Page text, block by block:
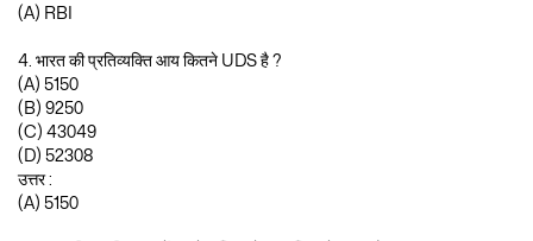
(A) RBI
4. भारत की प्रतिव्यक्ति आय कितने UDS है ?
(A) 5150
(B) 9250
(C) 43049
(D) 52308
उत्तर :
(A) 5150